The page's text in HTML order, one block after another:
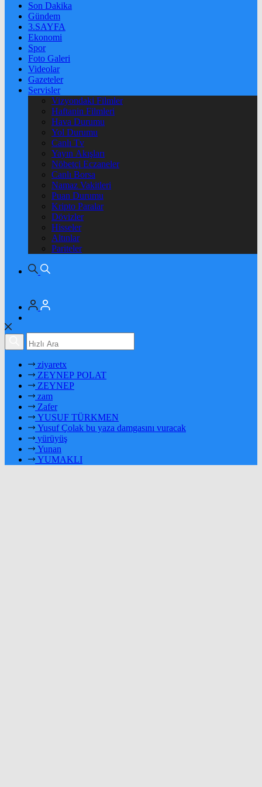
Son Dakika
Gündem
3.SAYFA
Ekonomi
Spor
Foto Galeri
Videolar
Gazeteler
Servisler
Vizyondaki Filmler
Haftanin Filmleri
Hava Durumu
Yol Durumu
Canlı Tv
Yayın Akışları
Nöbetçi Eczaneler
Canlı Borsa
Namaz Vakitleri
Puan Durumu
Kripto Paralar
Dövizler
Hisseler
Altınlar
Pariteler
ziyaretx
ZEYNEP POLAT
ZEYNEP
zam
Zafer
YUSUF TÜRKMEN
Yusuf Çolak bu yaza damgasını vuracak
yürüyüş
Yunan
YUMAKLI